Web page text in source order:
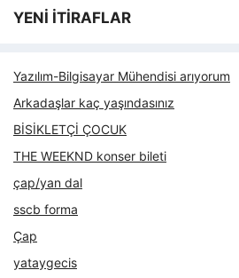
YENİ İTİRAFLAR
Yazılım-Bilgisayar Mühendisi arıyorum
Arkadaşlar kaç yaşındasınız
BİSİKLETÇİ ÇOCUK
THE WEEKND konser bileti
çap/yan dal
sscb forma
Çap
yataygecis